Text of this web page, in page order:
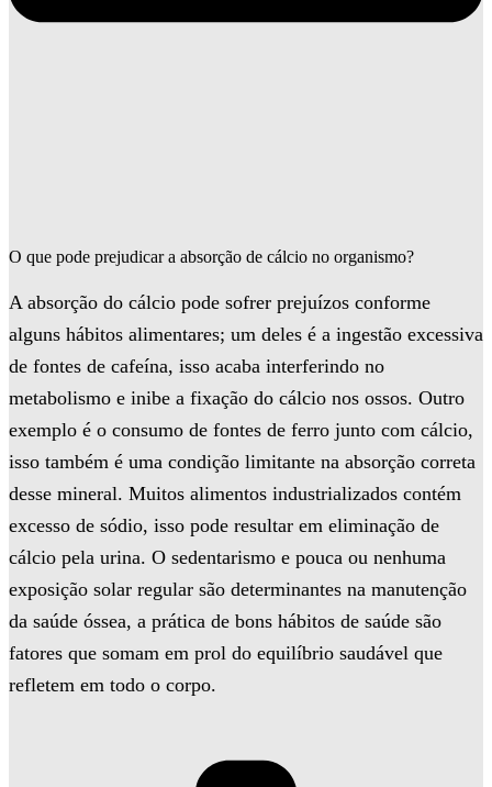
O que pode prejudicar a absorção de cálcio no organismo?
A absorção do cálcio pode sofrer prejuízos conforme
alguns hábitos alimentares; um deles é a ingestão excessiva
de fontes de cafeína, isso acaba interferindo no
metabolismo e inibe a fixação do cálcio nos ossos. Outro
exemplo é o consumo de fontes de ferro junto com cálcio,
isso também é uma condição limitante na absorção correta
desse mineral. Muitos alimentos industrializados contém
excesso de sódio, isso pode resultar em eliminação de
cálcio pela urina. O sedentarismo e pouca ou nenhuma
exposição solar regular são determinantes na manutenção
da saúde óssea, a prática de bons hábitos de saúde são
fatores que somam em prol do equilíbrio saudável que
refletem em todo o corpo.